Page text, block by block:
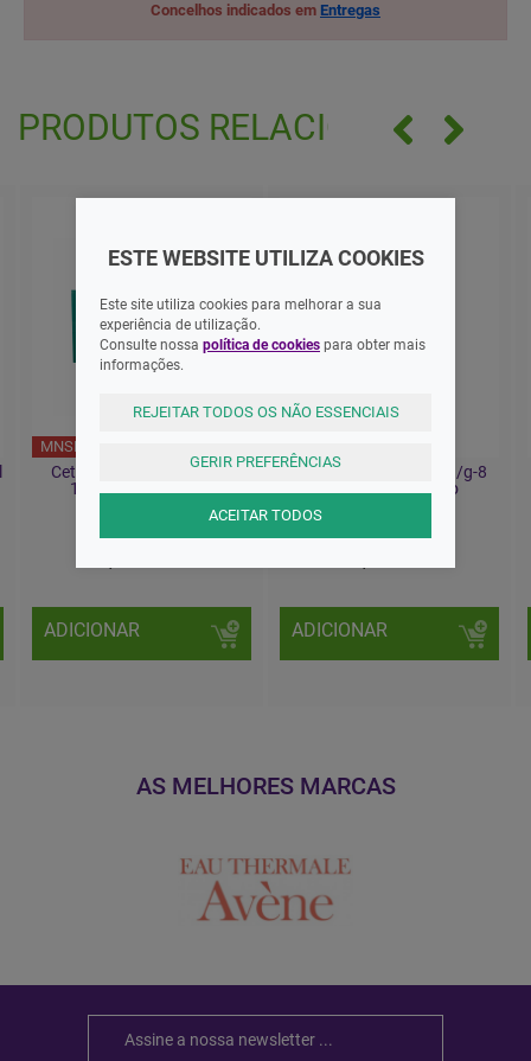
Concelhos indicados em Entregas
PRODUTOS RELACIONADOS
MNSRM
Cetirizina Aurobindo MG,
10mg Comprimidos
ADICIONAR
Fenistil Emulsão, 1 mg/g-8
mL x 1 emul frasco
ADICIONAR
AS MELHORES MARCAS
ESTE WEBSITE UTILIZA COOKIES
Este site utiliza cookies para melhorar a sua
experiência de utilização.
Consulte nossa política de cookies para obter mais
informações.
REJEITAR TODOS OS NÃO ESSENCIAIS
GERIR PREFERÊNCIAS
ACEITAR TODOS